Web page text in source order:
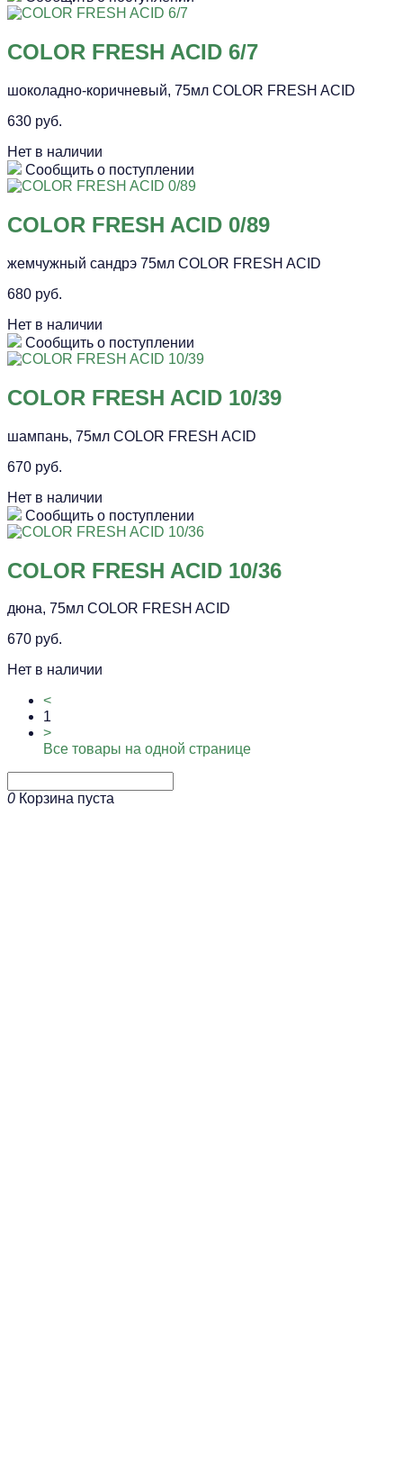
COLOR FRESH ACID 6/7
шоколадно-коричневый, 75мл COLOR FRESH ACID
630 руб.
Нет в наличии
Сообщить о поступлении
COLOR FRESH ACID 0/89
жемчужный сандрэ 75мл COLOR FRESH ACID
680 руб.
Нет в наличии
Сообщить о поступлении
COLOR FRESH ACID 10/39
шампань, 75мл COLOR FRESH ACID
670 руб.
Нет в наличии
Сообщить о поступлении
COLOR FRESH ACID 10/36
дюна, 75мл COLOR FRESH ACID
670 руб.
Нет в наличии
<
1
>
Все товары на одной странице
0 Корзина пуста